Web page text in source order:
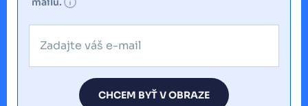
CHCEM BYŤ V OBRAZE